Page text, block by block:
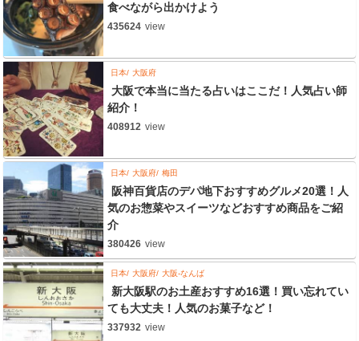
食べながら出かけよう
435624 view
日本 大阪府
大阪で本当に当たる占いはここだ！人気占い師
紹介！
408912 view
日本 大阪府 梅田
阪神百貨店のデパ地下おすすめグルメ20選！人
気のお惣菜やスイーツなどおすすめ商品をご紹
介
380426 view
日本 大阪府 大阪-なんば
新大阪駅のお土産おすすめ16選！買い忘れてい
ても大丈夫！人気のお菓子など！
337932 view